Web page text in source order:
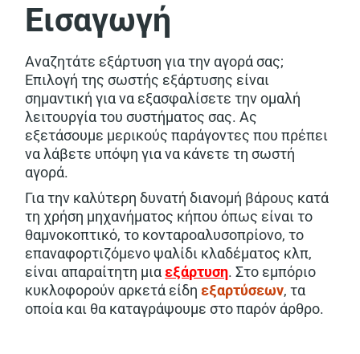
Εισαγωγή
Αναζητάτε εξάρτυση για την αγορά σας;
Επιλογή της σωστής εξάρτυσης είναι
σημαντική για να εξασφαλίσετε την ομαλή
λειτουργία του συστήματος σας. Ας
εξετάσουμε μερικούς παράγοντες που πρέπει
να λάβετε υπόψη για να κάνετε τη σωστή
αγορά.
Για την καλύτερη δυνατή διανομή βάρους κατά
τη χρήση μηχανήματος κήπου όπως είναι το
θαμνοκοπτικό, το κονταροαλυσοπρίονο, το
επαναφορτιζόμενο ψαλίδι κλαδέματος κλπ,
είναι απαραίτητη μιαεξάρτυση. Στο εμπόριο
κυκλοφορούν αρκετά είδηεξαρτύσεων, τα
οποία και θα καταγράψουμε στο παρόν άρθρο.